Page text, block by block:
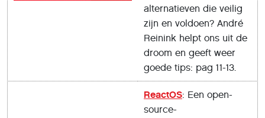
alternatieven die veilig
zijn en voldoen? André
Reinink helpt ons uit de
droom en geeft weer
goede tips: pag 11-13.
ReactOS: Een open-
source-